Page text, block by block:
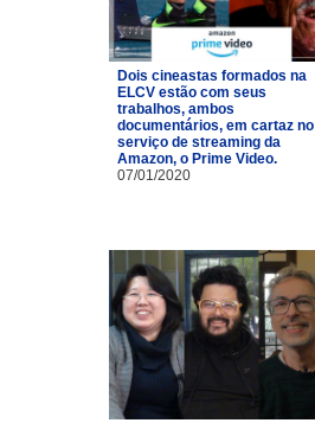
Dois cineastas formados na
ELCV estão com seus
trabalhos, ambos
documentários, em cartaz no
serviço de streaming da
Amazon, o Prime Video.
07/01/2020